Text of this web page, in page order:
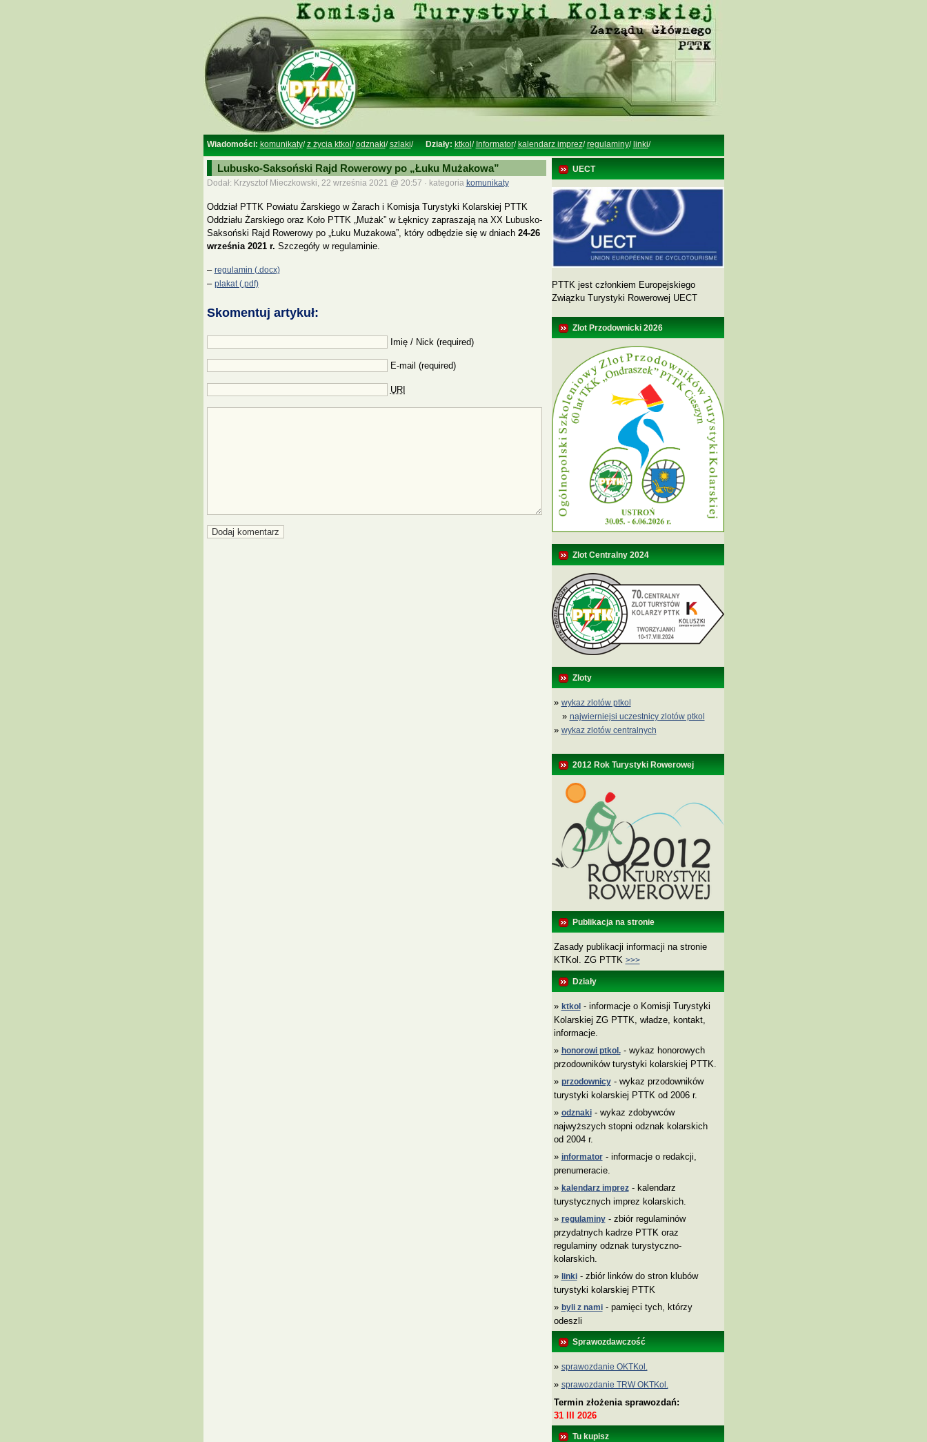
Wiadomości: komunikaty/z życia ktkol /odznaki/szlaki/ Działy: ktkol / Informator/ kalendarz imprez/regulaminy/ linki/
Lubusko-Saksoński Rajd Rowerowy po „Łuku Mużakowa”
Dodał: Krzysztof Mieczkowski, 22 września 2021 @ 20:57 · kategoria komunikaty
Oddział PTTK Powiatu Żarskiego w Żarach i Komisja Turystyki Kolarskiej PTTK
Oddziału Żarskiego oraz Koło PTTK „Mużak” w Łęknicy zapraszają na XX Lubusko-
Saksoński Rajd Rowerowy po „Łuku Mużakowa”, który odbędzie się w dniach 24-26
września 2021 r. Szczegóły w regulaminie.
– regulamin (.docx)
– plakat (.pdf)
Skomentuj artykuł:
Imię / Nick (required)
E-mail (required)
URI
UECT
PTTK jest członkiem Europejskiego
Związku Turystyki Rowerowej UECT
Zlot Przodownicki 2026
Zlot Centralny 2024
Zloty
» wykaz zlotów ptkol
» najwierniejsi uczestnicy zlotów ptkol
» wykaz zlotów centralnych
2012 Rok Turystyki Rowerowej
Publikacja na stronie
Zasady publikacji informacji na stronie
KTKol. ZG PTTK >>>
Działy
» ktkol- informacje o Komisji Turystyki
Kolarskiej ZG PTTK, władze, kontakt,
informacje.
» honorowi ptkol.- wykaz honorowych
przodowników turystyki kolarskiej PTTK.
» przodownicy- wykaz przodowników
turystyki kolarskiej PTTK od 2006 r.
» odznaki- wykaz zdobywców
najwyższych stopni odznak kolarskich
od 2004 r.
» informator- informacje o redakcji,
prenumeracie.
» kalendarz imprez- kalendarz
turystycznych imprez kolarskich.
» regulaminy- zbiór regulaminów
przydatnych kadrze PTTK oraz
regulaminy odznak turystyczno-
kolarskich.
» linki- zbiór linków do stron klubów
turystyki kolarskiej PTTK
» byli z nami- pamięci tych, którzy
odeszli
Sprawozdawczość
» sprawozdanie OKTKol.
» sprawozdanie TRW OKTKol.
Termin złożenia sprawozdań:
31 III 2026
Tu kupisz